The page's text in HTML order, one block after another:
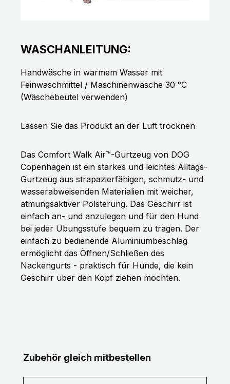
WASCHANLEITUNG:
Handwäsche in warmem Wasser mit
Feinwaschmittel / Maschinenwäsche 30 °C
(Wäschebeutel verwenden)
Lassen Sie das Produkt an der Luft trocknen
Das Comfort Walk Air™-Gurtzeug von DOG
Copenhagen ist ein starkes und leichtes Alltags-
Gurtzeug aus strapazierfähigen, schmutz- und
wasserabweisenden Materialien mit weicher,
atmungsaktiver Polsterung. Das Geschirr ist
einfach an- und anzulegen und für den Hund
bei jeder Übungsstufe bequem zu tragen. Der
einfach zu bedienende Aluminiumbeschlag
ermöglicht das Öffnen/Schließen des
Nackengurts - praktisch für Hunde, die kein
Geschirr über den Kopf ziehen möchten.
Produktgalerie überspringen
Zubehör gleich mitbestellen